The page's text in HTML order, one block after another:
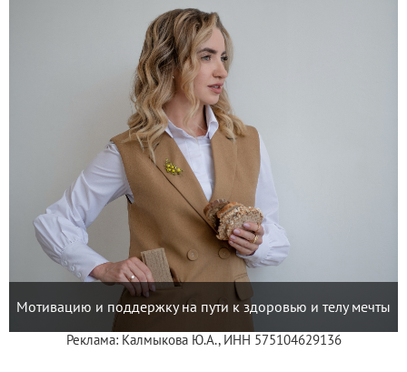
Мотивацию и поддержку на пути к здоровью и телу мечты
Реклама: Калмыкова Ю.А., ИНН 575104629136